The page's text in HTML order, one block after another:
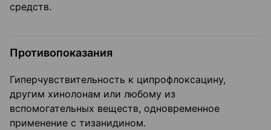
средств.
Противопоказания
Гиперчувствительность к ципрофлоксацину,
другим хинолонам или любому из
вспомогательных веществ, одновременное
применение с тизанидином.